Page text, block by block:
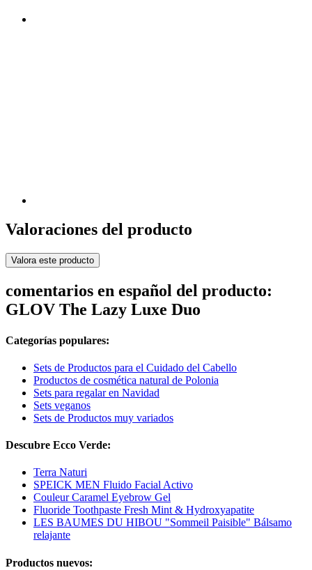
Valoraciones del producto
Valora este producto
comentarios en español del producto:
GLOV The Lazy Luxe Duo
Categorías populares:
Sets de Productos para el Cuidado del Cabello
Productos de cosmética natural de Polonia
Sets para regalar en Navidad
Sets veganos
Sets de Productos muy variados
Descubre Ecco Verde:
Terra Naturi
SPEICK MEN Fluido Facial Activo
Couleur Caramel Eyebrow Gel
Fluoride Toothpaste Fresh Mint & Hydroxyapatite
LES BAUMES DU HIBOU "Sommeil Paisible" Bálsamo
relajante
Productos nuevos: